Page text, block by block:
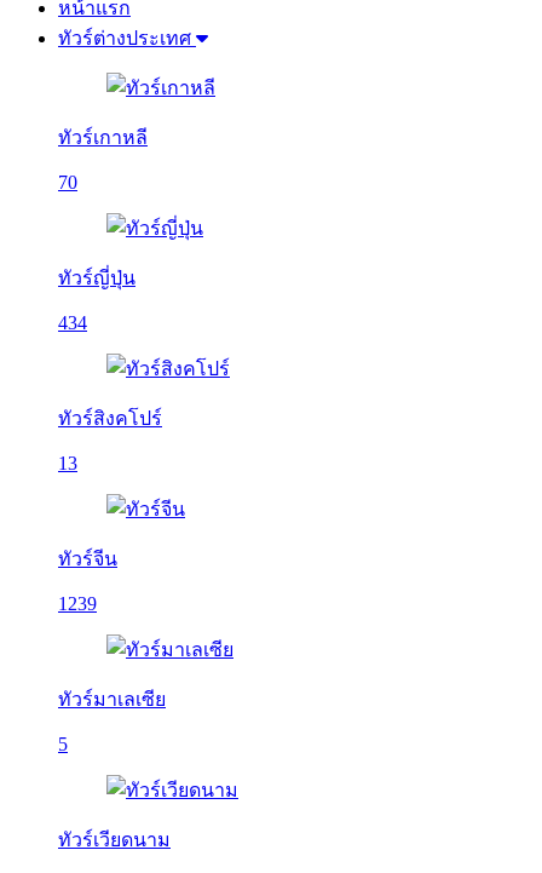
หน้าแรก
ทัวร์ต่างประเทศ
ทัวร์เกาหลี
70
ทัวร์ญี่ปุ่น
434
ทัวร์สิงคโปร์
13
ทัวร์จีน
1239
ทัวร์มาเลเซีย
5
ทัวร์เวียดนาม